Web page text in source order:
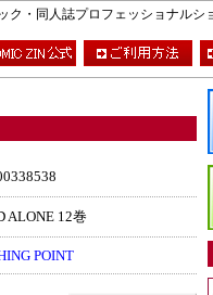
ク・同人誌プロフェッショナルシ
ALONE 12巻
POINT